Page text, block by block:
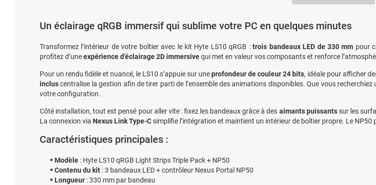
Un éclairage qRGB immersif qui sublime votre PC en quelques minutes
Transformez l’intérieur de votre boîtier avec le kit Hyte LS10 qRGB :trois bandeaux LED de 330 mm pour
profitez d’uneexpérience d’éclairage 2D immersivequi met en valeur vos composants et renforce
Pour un rendu fidèle et nuancé, le LS10 s’appuie sur uneprofondeur de couleur 24 bits, idéale pour afficher
incluscentralise la gestion afin de tirer parti de l’ensemble des animations disponibles. Que vous
votre configuration.
Côté installation, tout est pensé pour aller vite : fixez les bandeaux grâce à des aimants puissantssur les
La connexion via Nexus Link Type-Csimplifie l’intégration et maintient un intérieur de boîtier propre. Le NP50
Caractéristiques principales :
Modèle : Hyte LS10 qRGB Light Strips Triple Pack + NP50
Contenu du kit : 3 bandeaux LED + contrôleur Nexus Portal NP50
Longueur : 330 mm par bandeau